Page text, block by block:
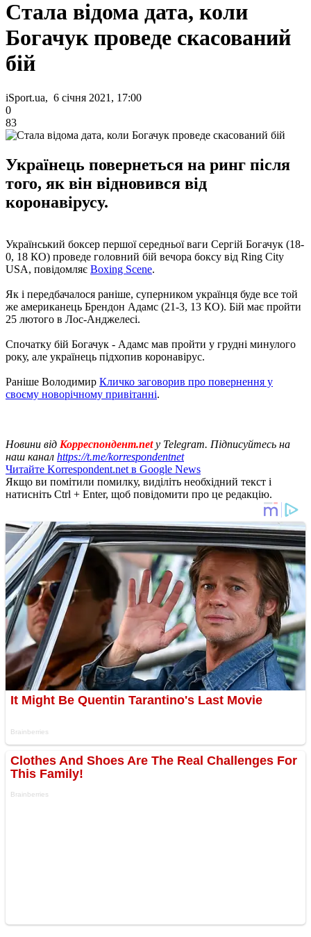
Стала відома дата, коли
Богачук проведе скасований
бій
iSport.ua, 6 січня 2021, 17:00
0
83
Українець повернеться на ринг після
того, як він відновився від
коронавірусу.
Український боксер першої середньої ваги Сергій Богачук (18-
0, 18 КО) проведе головний бій вечора боксу від Ring City
USA, повідомляє Boxing Scene.
Як і передбачалося раніше, суперником українця буде все той
же американець Брендон Адамс (21-3, 13 КО). Бій має пройти
25 лютого в Лос-Анджелесі.
Спочатку бій Богачук - Адамс мав пройти у грудні минулого
року, але українець підхопив коронавірус.
Раніше Володимир Кличко заговорив про повернення у
своєму новорічному привітанні.
Новини від Корреспондент.netу Telegram. Підписуйтесь на
наш канал https://t.me/korrespondentnet
Читайте Korrespondent.net в Google News
Якщо ви помітили помилку, виділіть необхідний текст і
натисніть Ctrl + Enter, щоб повідомити про це редакцію.